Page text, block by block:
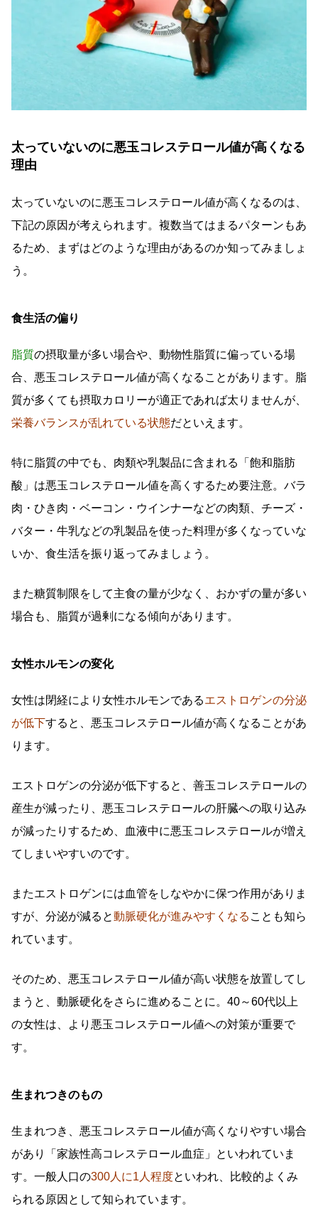
太っていないのに悪玉コレステロール値が高くなる
理由
太っていないのに悪玉コレステロール値が高くなるのは、
下記の原因が考えられます。複数当てはまるパターンもあ
るため、まずはどのような理由があるのか知ってみましょ
う。
食生活の偏り
脂質の摂取量が多い場合や、動物性脂質に偏っている場
合、悪玉コレステロール値が高くなることがあります。脂
質が多くても摂取カロリーが適正であれば太りませんが、
栄養バランスが乱れている状態だといえます。
特に脂質の中でも、肉類や乳製品に含まれる「飽和脂肪
酸」は悪玉コレステロール値を高くするため要注意。バラ
肉・ひき肉・ベーコン・ウインナーなどの肉類、チーズ・
バター・牛乳などの乳製品を使った料理が多くなっていな
いか、食生活を振り返ってみましょう。
また糖質制限をして主食の量が少なく、おかずの量が多い
場合も、脂質が過剰になる傾向があります。
女性ホルモンの変化
女性は閉経により女性ホルモンであるエストロゲンの分泌
が低下すると、悪玉コレステロール値が高くなることがあ
ります。
エストロゲンの分泌が低下すると、善玉コレステロールの
産生が減ったり、悪玉コレステロールの肝臓への取り込み
が減ったりするため、血液中に悪玉コレステロールが増え
てしまいやすいのです。
またエストロゲンには血管をしなやかに保つ作用がありま
すが、分泌が減ると動脈硬化が進みやすくなる ことも知ら
れています。
そのため、悪玉コレステロール値が高い状態を放置してし
まうと、動脈硬化をさらに進めることに。40～60代以上
の女性は、より悪玉コレステロール値への対策が重要で
す。
生まれつきのもの
生まれつき、悪玉コレステロール値が高くなりやすい場合
があり「家族性高コレステロール血症」といわれていま
す。一般人口の300人に1人程度といわれ、比較的よくみ
られる原因として知られています。